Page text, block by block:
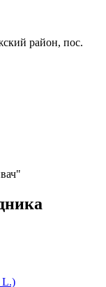
район, пос.